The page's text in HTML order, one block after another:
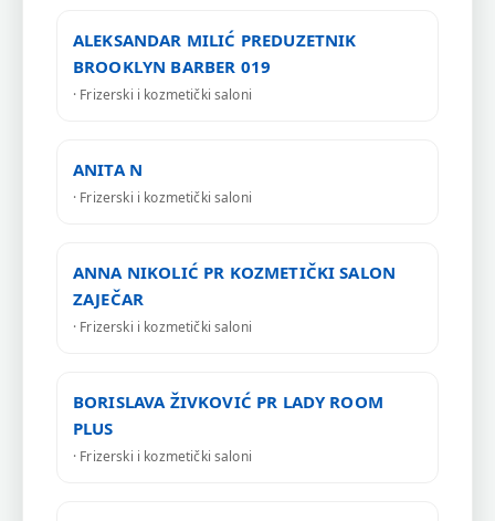
ALEKSANDAR MILIĆ PREDUZETNIK
BROOKLYN BARBER 019
· Frizerski i kozmetički saloni
ANITA N
· Frizerski i kozmetički saloni
ANNA NIKOLIĆ PR KOZMETIČKI SALON
ZAJEČAR
· Frizerski i kozmetički saloni
BORISLAVA ŽIVKOVIĆ PR LADY ROOM
PLUS
· Frizerski i kozmetički saloni